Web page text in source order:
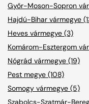
Győr-Moson-Sopron
Hajdú-Bihar vármegye
Heves vármegye (3)
Komárom-Esztergom
Nógrád vármegye (19)
Pest megye (108)
Somogy vármegye (5)
Szabolcs-Szatmár-